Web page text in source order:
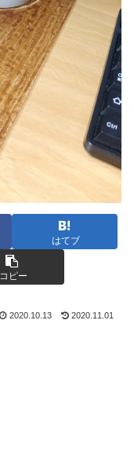
はてブ
コピー
2020.10.13 2020.11.01